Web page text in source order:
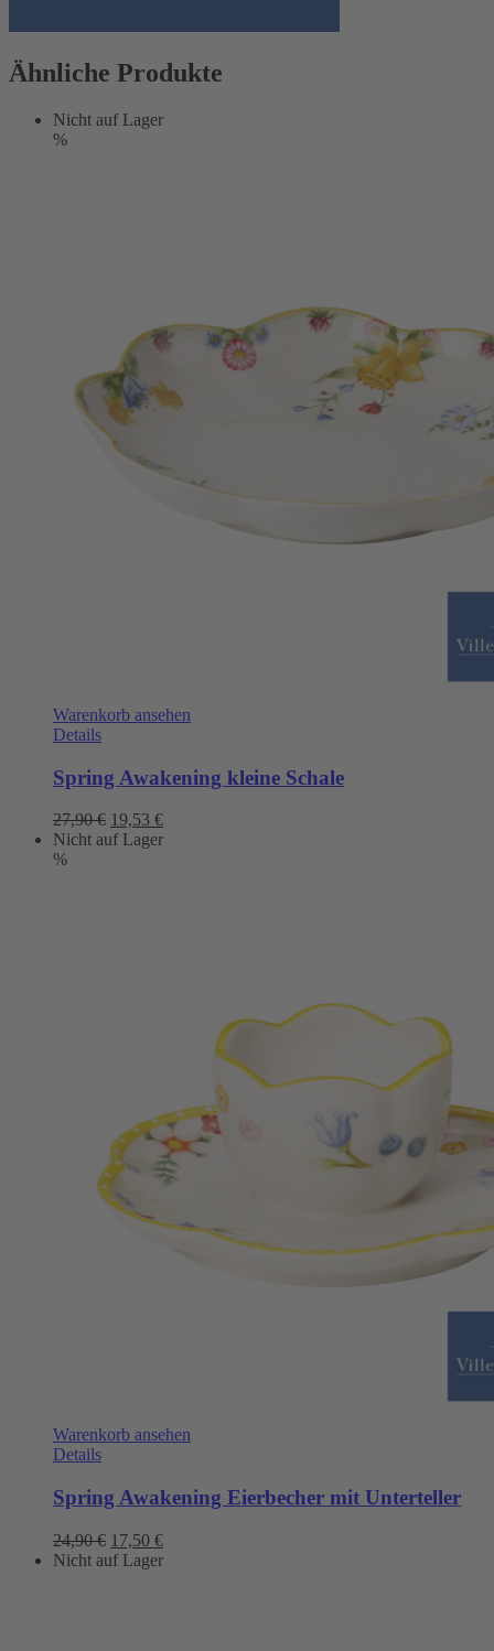
Ähnliche Produkte
Nicht auf Lager
%
Warenkorb ansehen
Details
Spring Awakening kleine Schale
27,90€ Ursprünglicher
Preis
19,53 €Aktueller
Preis
Nicht auf Lager
%
Warenkorb ansehen
Details
Spring Awakening Eierbecher mit Unterteller
24,90€ Ursprünglicher
Preis
17,50 €Aktueller
Preis
Nicht auf Lager